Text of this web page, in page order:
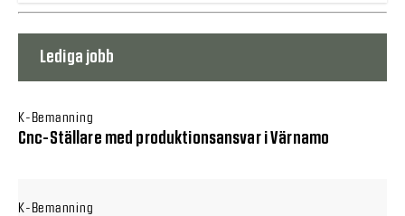
Lediga jobb
K-Bemanning
Cnc-Ställare med produktionsansvar i Värnamo
K-Bemanning